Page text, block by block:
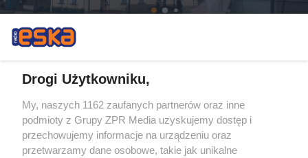
Drogi Użytkowniku,
My, naszych 1162 zaufanych partnerów oraz inne
podmioty z Grupy ZPR Media uzyskujemy dostęp i
przechowujemy informacje na urządzeniu oraz
przetwarzamy dane osobowe, takie jak unikalne